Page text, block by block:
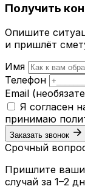
Получить
Опишите
и пришлёт
Имя
Телефон
Email
Я согласен
принимаю
Заказать звонок
Срочный
Пришлите
случай за 1–2